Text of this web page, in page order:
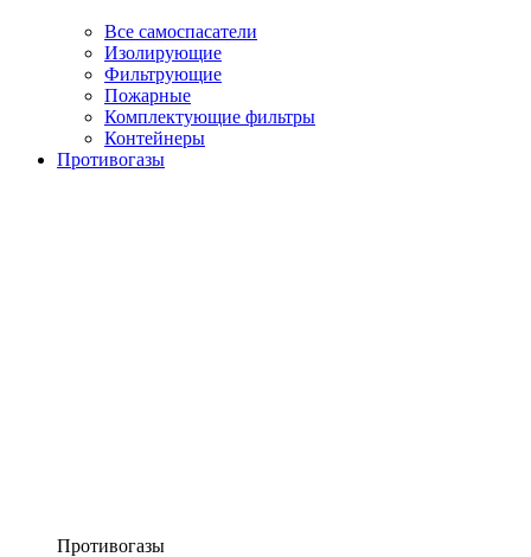
Все самоспасатели
Изолирующие
Фильтрующие
Пожарные
Комплектующие фильтры
Контейнеры
Противогазы
Противогазы